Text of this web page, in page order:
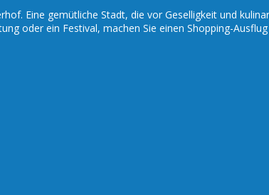
Eine gemütliche Stadt, die vor Geselligkeit und
oder ein Festival, machen Sie einen Shopping-